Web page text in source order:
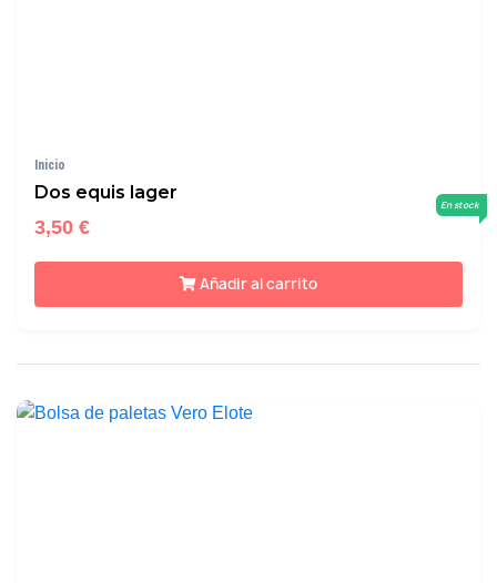
Inicio
Dos equis lager
3,50 €
En stock
Añadir al carrito